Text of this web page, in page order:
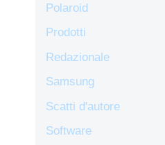
Polaroid
Prodotti
Redazionale
Samsung
Scatti d'autore
Software